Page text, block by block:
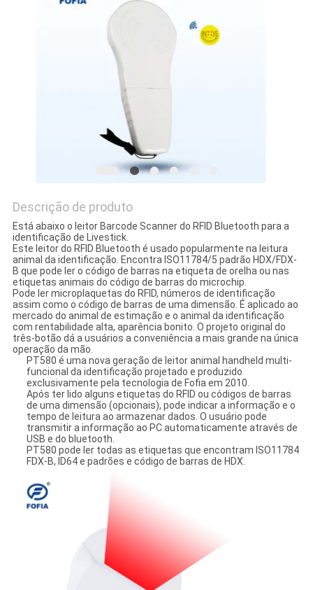
Descrição de produto
Está abaixo o leitor Barcode Scanner do RFID Bluetooth para a
identificação de Livestick.
Este leitor do RFID Bluetooth é usado popularmente na leitura
animal da identificação. Encontra ISO11784/5 padrão HDX/FDX-
B que pode ler o código de barras na etiqueta de orelha ou nas
etiquetas animais do código de barras do microchip.
Pode ler microplaquetas do RFID, números de identificação
assim como o código de barras de uma dimensão. É aplicado ao
mercado do animal de estimação e o animal da identificação
com rentabilidade alta, aparência bonito. O projeto original do
três-botão dá a usuários a conveniência a mais grande na única
operação da mão.
PT580 é uma nova geração de leitor animal handheld multi-
funcional da identificação projetado e produzido
exclusivamente pela tecnologia de Fofia em 2010.
Após ter lido alguns etiquetas do RFID ou códigos de barras
de uma dimensão (opcionais), pode indicar a informação e o
tempo de leitura ao armazenar dados. O usuário pode
transmitir a informação ao PC automaticamente através de
USB e do bluetooth.
PT580 pode ler todas as etiquetas que encontram ISO11784
FDX-B, ID64 e padrões e código de barras de HDX.